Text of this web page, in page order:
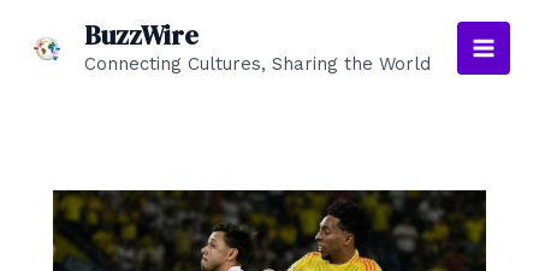
contenido
BuzzWire
Connecting Cultures, Sharing the World
Main